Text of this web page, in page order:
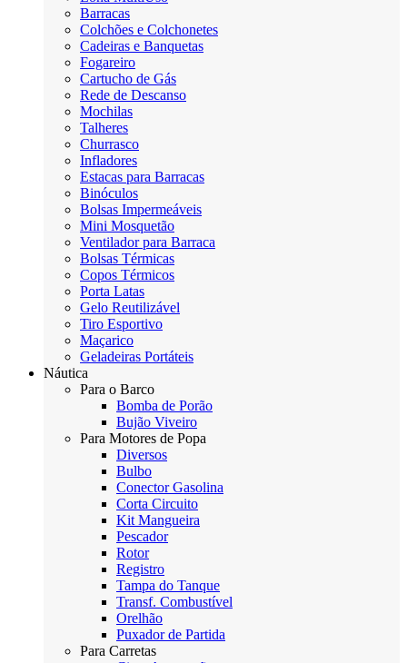
Barracas
Colchões e Colchonetes
Cadeiras e Banquetas
Fogareiro
Cartucho de Gás
Rede de Descanso
Mochilas
Talheres
Churrasco
Infladores
Estacas para Barracas
Binóculos
Bolsas Impermeáveis
Mini Mosquetão
Ventilador para Barraca
Bolsas Térmicas
Copos Térmicos
Porta Latas
Gelo Reutilizável
Tiro Esportivo
Maçarico
Geladeiras Portáteis
Náutica
Para o Barco
Bomba de Porão
Bujão Viveiro
Para Motores de Popa
Diversos
Bulbo
Conector Gasolina
Corta Circuito
Kit Mangueira
Pescador
Rotor
Registro
Tampa do Tanque
Transf. Combustível
Orelhão
Puxador de Partida
Para Carretas